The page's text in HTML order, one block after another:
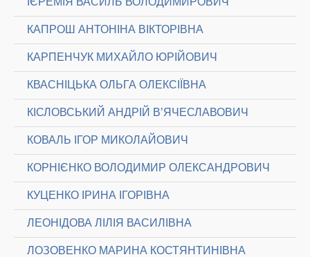
КАПРОШ АНТОНІНА ВІКТОРІВНА
КАРПЕНЧУК МИХАЙЛО ЮРІЙОВИЧ
КВАСНІЦЬКА ОЛЬГА ОЛЕКСІЇВНА
КІСЛОВСЬКИЙ АНДРІЙ В’ЯЧЕСЛАВОВИЧ
КОВАЛЬ ІГОР МИКОЛАЙОВИЧ
КОРНІЄНКО ВОЛОДИМИР ОЛЕКСАНДРОВИЧ
КУЦЕНКО ІРИНА ІГОРІВНА
ЛЕОНІДОВА ЛІЛІЯ ВАСИЛІВНА
ЛОЗОВЕНКО МАРИНА КОСТЯНТИНІВНА